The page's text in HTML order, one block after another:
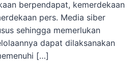
berpendapat, kemerdekaan
pers. Media siber
sehingga memerlukan
dapat dilaksanakan
[…]